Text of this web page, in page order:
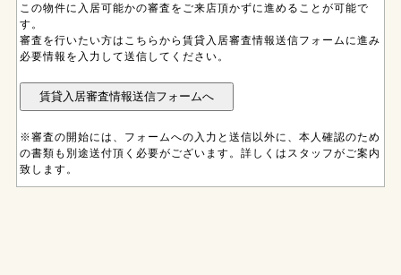
この物件に入居可能かの審査をご来店頂かずに進めることが可能で
す。
審査を行いたい方はこちらから賃貸入居審査情報送信フォームに進み
必要情報を入力して送信してください。
※審査の開始には、フォームへの入力と送信以外に、本人確認のため
の書類も別途送付頂く必要がございます。詳しくはスタッフがご案内
致します。